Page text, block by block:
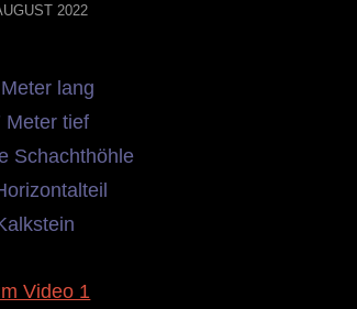
2022
lang
Meter tief
Schachthöhle
Video 1